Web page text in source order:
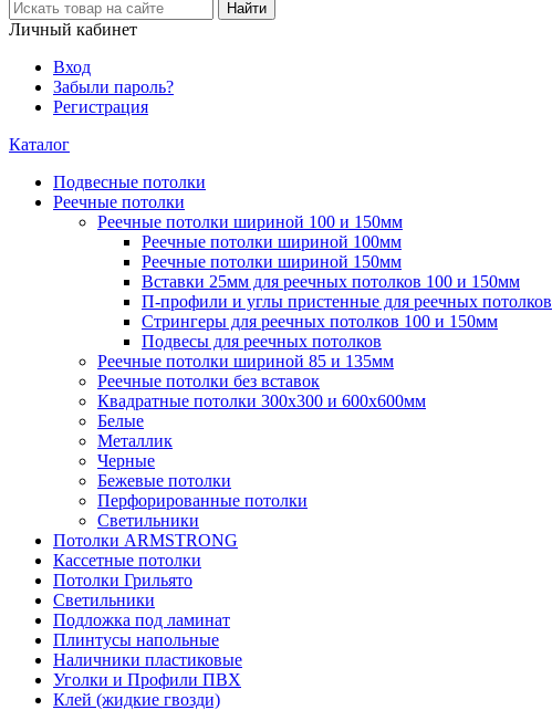
Личный кабинет
Вход
Забыли пароль?
Регистрация
Каталог
Подвесные потолки
Реечные потолки
Реечные потолки шириной 100 и 150мм
Реечные потолки шириной 100мм
Реечные потолки шириной 150мм
Вставки 25мм для реечных потолков 100 и 150мм
П-профили и углы пристенные для реечных потолков
Стрингеры для реечных потолков 100 и 150мм
Подвесы для реечных потолков
Реечные потолки шириной 85 и 135мм
Реечные потолки без вставок
Квадратные потолки 300х300 и 600х600мм
Белые
Металлик
Черные
Бежевые потолки
Перфорированные потолки
Светильники
Потолки ARMSTRONG
Кассетные потолки
Потолки Грильято
Светильники
Подложка под ламинат
Плинтусы напольные
Наличники пластиковые
Уголки и Профили ПВХ
Клей (жидкие гвозди)